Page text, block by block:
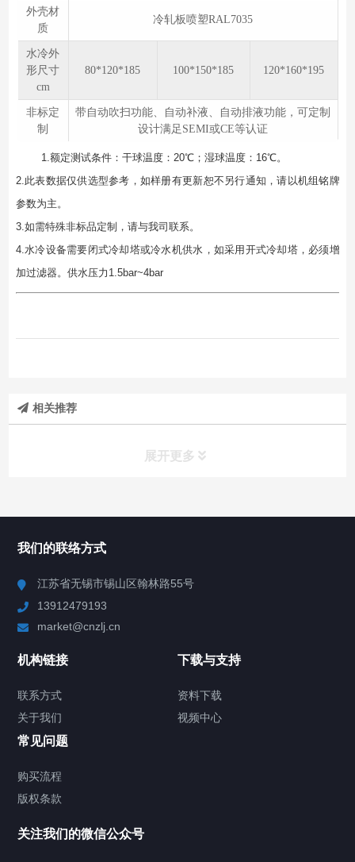
外壳材
质
冷轧板喷塑RAL7035
水冷外
形尺寸
cm
80*120*185 100*150*185 120*160*195
非标定
制
带自动吹扫功能、自动补液、自动排液功能，可定制
设计满足SEMI或CE等认证
1.额定测试条件：⼲球温度：20℃；湿球温度：16℃。
2.此表数据仅供选型参考，如样册有更新恕不另行通知，请以机组铭牌
参数为主。
3.如需特殊⾮标品定制，请与我司联系。
4.水冷设备需要闭式冷却塔或冷水机供水，如采用开式冷却塔，必须增
加过滤器。供水压力1.5bar~4bar
相关推荐
展开更多
FLTZ单通道系列chiller
FLTZ变频二氧化碳系列chiller
我们的联络方式
江苏省无锡市锡山区翰林路55号
13912479193
market@cnzlj.cn
机构链接
联系方式
关于我们
下载与支持
资料下载
视频中心
常见问题
购买流程
版权条款
关注我们的微信公众号